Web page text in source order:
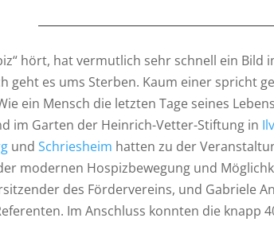
hört, hat vermutlich sehr schnell ein Bild
geht es ums Sterben. Kaum einer spricht
ein Mensch die letzten Tage seines
im Garten der Heinrich-Vetter-Stiftung in
und Schriesheim hatten zu der
modernen Hospizbewegung und
des Fördervereins, und Gabriele
Im Anschluss konnten die knapp